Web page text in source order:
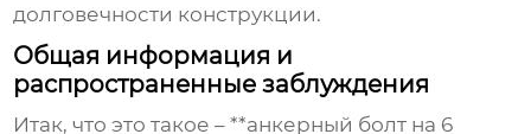
долговечности конструкции.
Общая информация и
распространенные заблуждения
Итак, что это такое – **анкерный болт на 6